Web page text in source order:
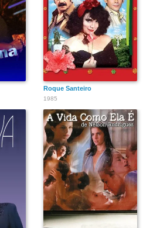
Roque Santeiro
1985